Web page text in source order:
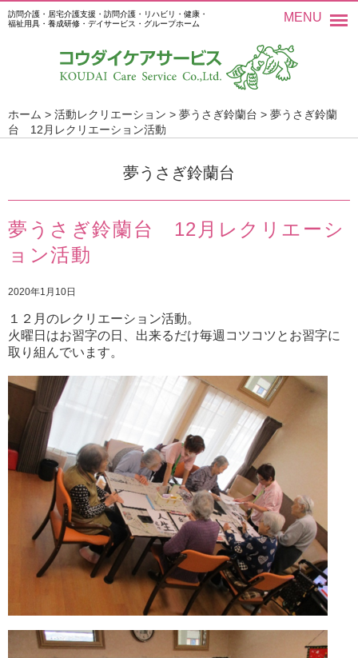
訪問介護・居宅介護支援・訪問介護・リハビリ・健康・
福祉用具・養成研修・デイサービス・グループホーム
MENU
ホーム > 活動レクリエーション > 夢うさぎ鈴蘭台 > 夢うさぎ鈴蘭
台 12月レクリエーション活動
夢うさぎ鈴蘭台
夢うさぎ鈴蘭台 12月レクリエーシ
ョン活動
2020年1月10日
１２月のレクリエーション活動。
火曜日はお習字の日、出来るだけ毎週コツコツとお習字に
取り組んでいます。